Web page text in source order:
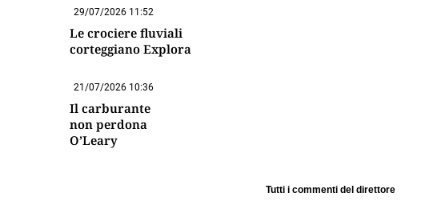
29/07/2026 11:52
Le crociere fluviali
corteggiano Explora
21/07/2026 10:36
Il carburante
non perdona
O’Leary
Tutti i commenti del direttore